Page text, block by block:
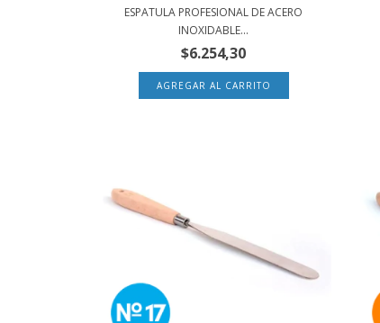
ESPATULA PROFESIONAL DE ACERO
INOXIDABLE...
$6.254,30